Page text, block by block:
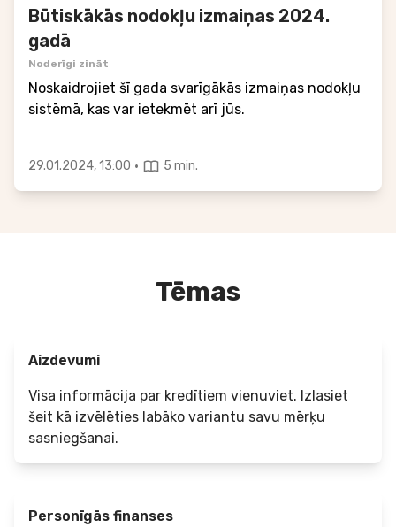
Būtiskākās nodokļu izmaiņas 2024.
gadā
Noderīgi zināt
Noskaidrojiet šī gada svarīgākās izmaiņas nodokļu
sistēmā, kas var ietekmēt arī jūs.
29.01.2024, 13:00 · 5 min.
Tēmas
Aizdevumi
Visa informācija par kredītiem vienuviet. Izlasiet
šeit kā izvēlēties labāko variantu savu mērķu
sasniegšanai.
Personīgās finanses